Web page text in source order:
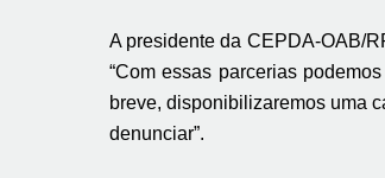
A presidente da CEPDA-OAB/
“Com essas parcerias
breve, disponibilizaremos uma
denunciar”.